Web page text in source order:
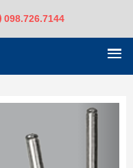
098.726.7144
Next